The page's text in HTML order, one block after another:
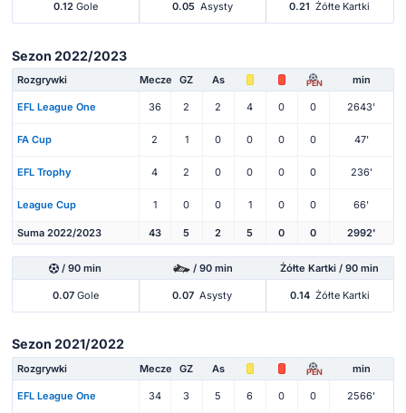
0.12Gole 0.05 Asysty 0.21 Żółte Kartki
Sezon 2022/2023
Rozgrywki Mecze GZ As PEN min
EFL League One 36 2 2 4 0 0 2643'
FA Cup 2 1 0 0 0 0 47'
EFL Trophy 4 2 0 0 0 0 236'
League Cup 1 0 0 1 0 0 66'
Suma 2022/2023 43 5 2 5 0 0 2992'
/ 90 min / 90 min Żółte Kartki / 90 min
0.07Gole 0.07 Asysty 0.14 Żółte Kartki
Sezon 2021/2022
Rozgrywki Mecze GZ As PEN min
EFL League One 34 3 5 6 0 0 2566'